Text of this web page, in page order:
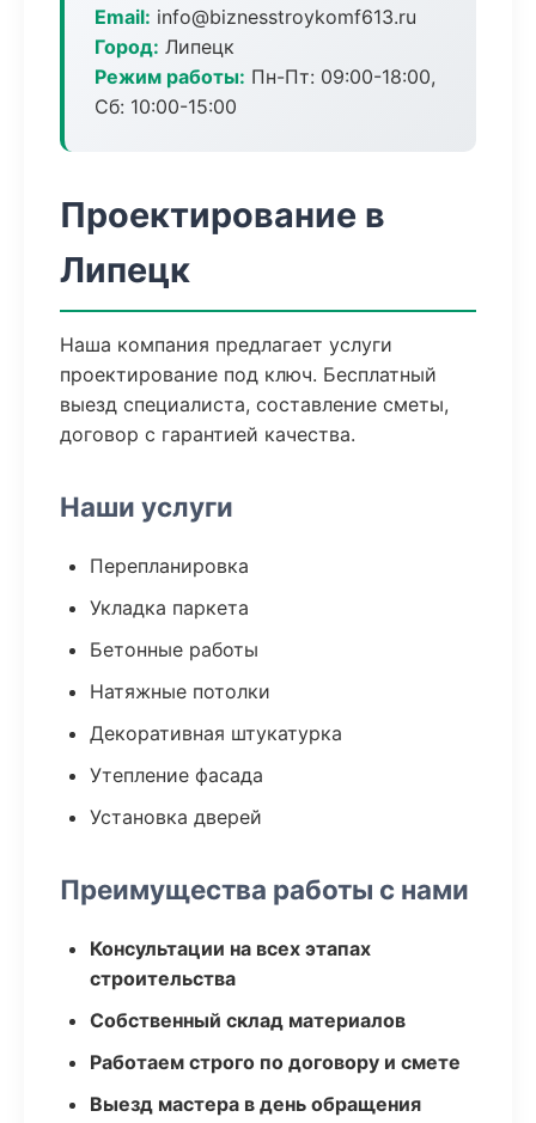
Email: info@biznesstroykomf613.ru
Город: Липецк
Режим работы: Пн-Пт: 09:00-18:00,
Сб: 10:00-15:00
Проектирование в
Липецк
Наша компания предлагает услуги
проектирование под ключ. Бесплатный
выезд специалиста, составление сметы,
договор с гарантией качества.
Наши услуги
Перепланировка
Укладка паркета
Бетонные работы
Натяжные потолки
Декоративная штукатурка
Утепление фасада
Установка дверей
Преимущества работы с нами
Консультации на всех этапах
строительства
Собственный склад материалов
Работаем строго по договору и смете
Выезд мастера в день обращения